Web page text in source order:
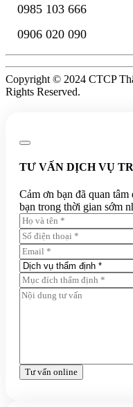
0985 103 666
0906 020 090
Copyright © 2024 CTCP
Rights Reserved.
TƯ VẤN DỊCH VỤ
Cảm ơn bạn đã quan
bạn trong thời gian sớm
Tư vấn online